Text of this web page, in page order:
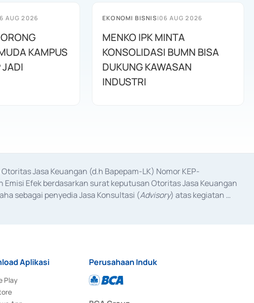
AUG 2026
KAMPUS
EKONOMI BISNIS|06 AUG 2026
MENKO IPK MINTA
KONSOLIDASI BUMN BISA
DUKUNG KAWASAN
INDUSTRI
Jasa Keuangan (d.h Bapepam-LK) Nomor KEP-
Emisi Efek berdasarkan surat keputusan Otoritas Jasa Keuangan
sebagai penyedia Jasa Konsultasi (Advisory) atas kegiatan
Aplikasi
Play
Perusahaan Induk